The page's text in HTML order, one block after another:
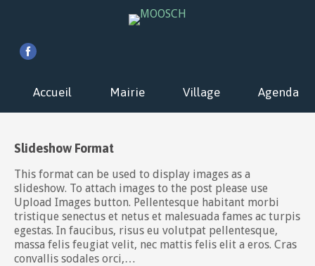
Accueil Mairie Village Agenda
Slideshow Format
This format can be used to display images as a
slideshow. To attach images to the post please use
Upload Images button. Pellentesque habitant morbi
tristique senectus et netus et malesuada fames ac turpis
egestas. In faucibus, risus eu volutpat pellentesque,
massa felis feugiat velit, nec mattis felis elit a eros. Cras
convallis sodales orci,…